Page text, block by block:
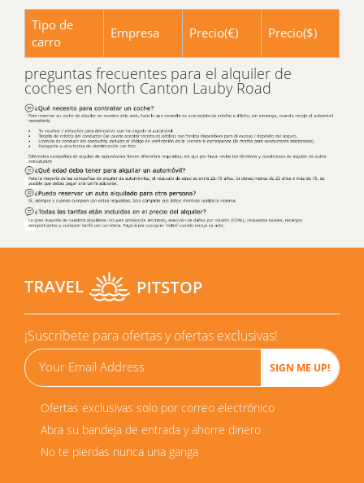
Tipo de
carro
Empresa Precio(€) Precio($)
preguntas frecuentes para el alquiler de
coches en North Canton Lauby Road
¡Suscríbete para ofertas y ofertas exclusivas!
Ofertas exclusivas solo por correo electrónico
Abra su bandeja de entrada y ahorre dinero
No te pierdas nunca una ganga